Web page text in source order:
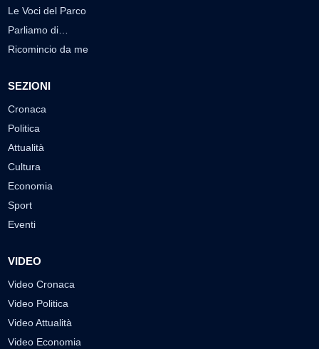
Le Voci del Parco
Parliamo di…
Ricomincio da me
SEZIONI
Cronaca
Politica
Attualità
Cultura
Economia
Sport
Eventi
VIDEO
Video Cronaca
Video Politica
Video Attualità
Video Economia